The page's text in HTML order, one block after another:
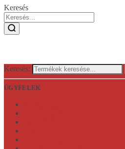
Keresés
Keresés:
ÜGYFELEK